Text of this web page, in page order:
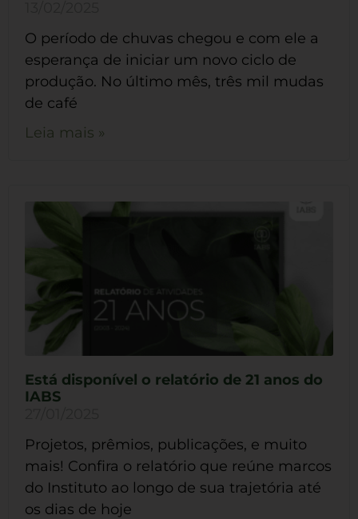
O período de chuvas chegou e com ele a
esperança de iniciar um novo ciclo de
produção. No último mês, três mil mudas
de café
Leia mais »
Está disponível o relatório de 21 anos do
IABS
Projetos, prêmios, publicações, e muito
mais! Confira o relatório que reúne marcos
do Instituto ao longo de sua trajetória até
os dias de hoje